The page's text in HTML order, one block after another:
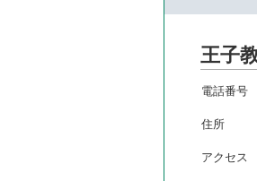
王子